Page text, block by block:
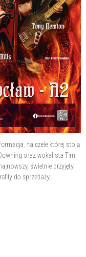
na czele której stoją
oraz wokalista Tim
świetnie przyjęty
do sprzedaży,